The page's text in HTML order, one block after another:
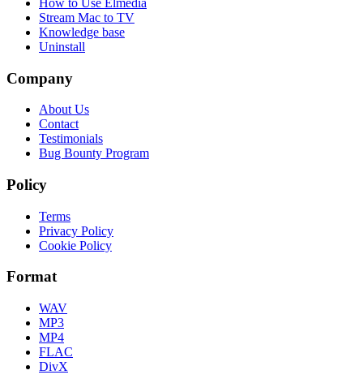
Stream Mac to TV
Knowledge base
Uninstall
Company
About Us
Contact
Testimonials
Bug Bounty Program
Policy
Terms
Privacy Policy
Cookie Policy
Format
WAV
MP3
MP4
FLAC
DivX